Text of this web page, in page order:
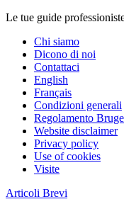
Le tue guide
Chi siamo
Dicono di noi
Contattaci
English
Français
Condizioni generali
Regolamento
Website disclaimer
Privacy policy
Use of cookies
Visite
Articoli Brevi